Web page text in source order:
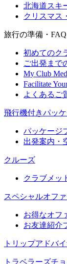
北海道スキ
クリスマス
旅行の準備・FAQ
初めてのク
ご出発まで
My Club
Facilitate
よくあるご
飛行機付きパッ
パッケージ
出発案内・
クルーズ
クラブメッ
スペシャルオフ
お得なオフ
お友達紹介
トリップアドバ
トラベラーズチ